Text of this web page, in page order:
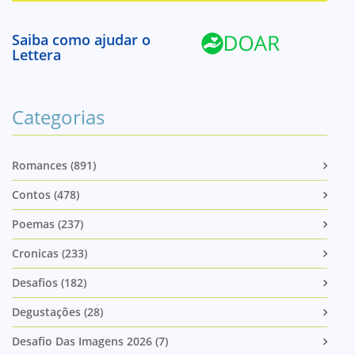
Saiba como ajudar o
Lettera
Categorias
Romances (891)
Contos (478)
Poemas (237)
Cronicas (233)
Desafios (182)
Degustações (28)
Desafio Das Imagens 2026 (7)